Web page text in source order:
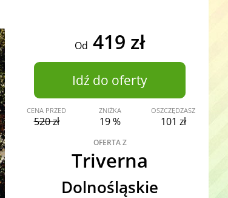
Od 419 zł
Idź do oferty
CENA PRZED
520 zł
ZNIŻKA
19 %
OSZCZĘDZASZ
101 zł
OFERTA Z
Triverna
Dolnośląskie